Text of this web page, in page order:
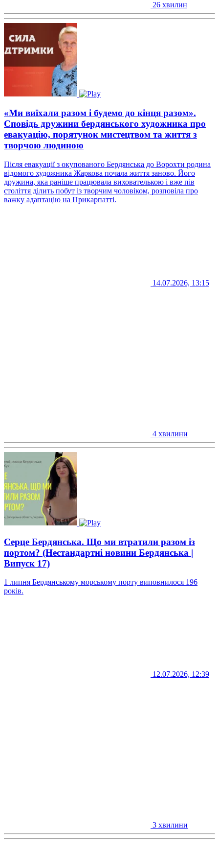
26 хвилин
«Ми виїхали разом і будемо до кінця разом».
Сповідь дружини бердянського художника про
евакуацію, порятунок мистецтвом та життя з
творчою людиною
Після евакуації з окупованого Бердянська до Ворохти родина
відомого художника Жаркова почала життя заново. Його
дружина, яка раніше працювала вихователькою і вже пів
століття ділить побут із творчим чоловіком, розповіла про
важку адаптацію на Прикарпатті.
14.07.2026, 13:15
4 хвилини
Cерце Бердянська. Що ми втратили разом із
портом? (Нестандартні новини Бердянська |
Випуск 17)
1 липня Бердянському морському порту виповнилося 196
років.
12.07.2026, 12:39
3 хвилини